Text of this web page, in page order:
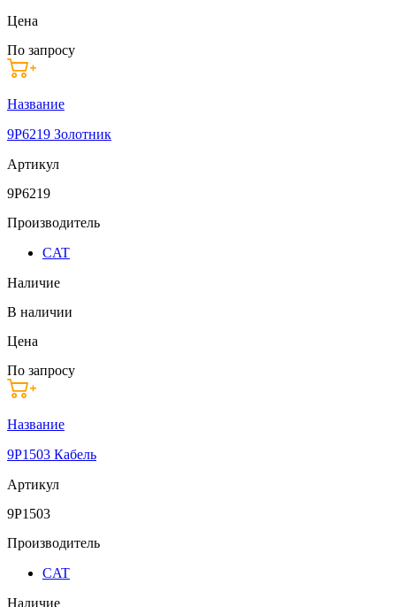
Цена
По запросу
Название
9P6219 Золотник
Артикул
9P6219
Производитель
CAT
Наличие
В наличии
Цена
По запросу
Название
9P1503 Кабель
Артикул
9P1503
Производитель
CAT
Наличие